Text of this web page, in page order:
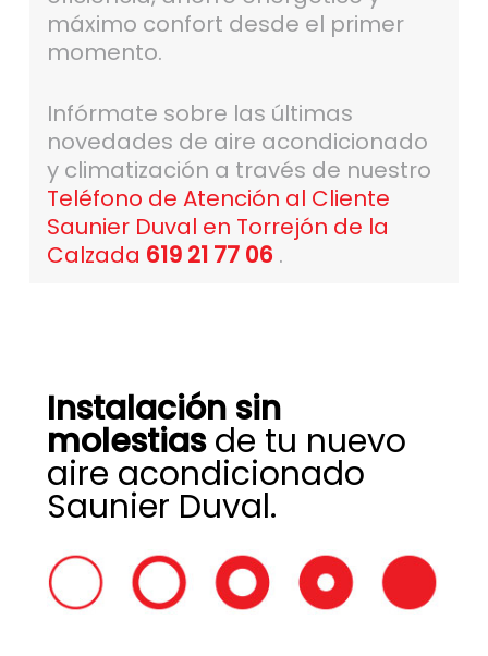
máximo confort desde el primer
momento.
Infórmate sobre las últimas
novedades de aire acondicionado
y climatización a través de nuestro
Teléfono de Atención al Cliente
Saunier Duval en Torrejón de la
Calzada 619 21 77 06 .
Instalación sin
molestiasde tu nuevo
aire acondicionado
Saunier Duval.